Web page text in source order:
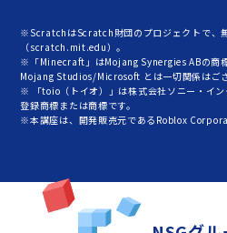
※ScratchはScratch財団のプロジェクトで、
（scratch.mit.edu）。
※「Minecraft」はMojang Synergies ABの商
Mojang Studios/Microsoft とは一切関係はござ
※ 「toio（トイオ）」は株式会社ソニー・イ
登録商標または商標です。
※本講座は、開発販売元であるRoblox